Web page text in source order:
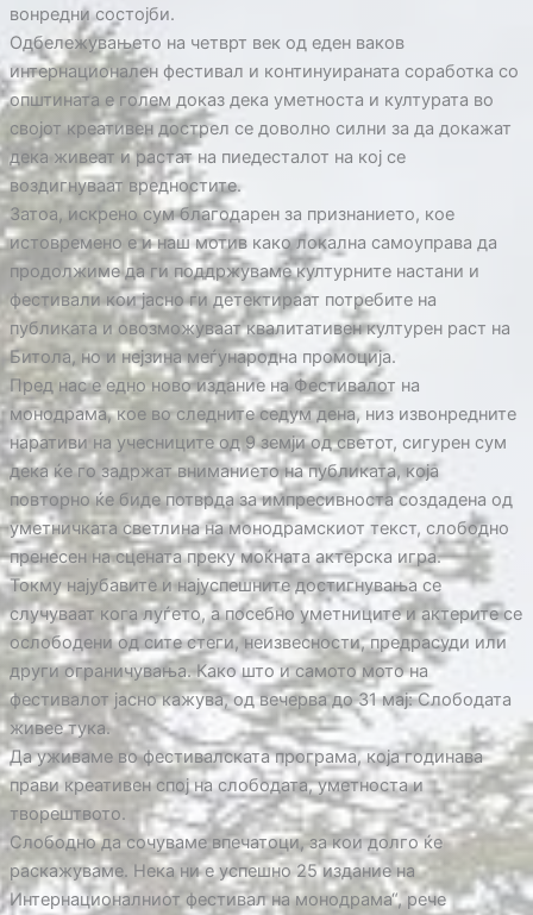
вонредни состојби.
Одбележувањето на четврт век од еден ваков
интернационален фестивал и континуираната соработка со
општината е голем доказ дека уметноста и културата во
својот креативен дострел се доволно силни за да докажат
дека живеат и растат на пиедесталот на кој се
воздигнуваат вредностите.
Затоа, искрено сум благодарен за признанието, кое
истовремено е и наш мотив како локална самоуправа да
продолжиме да ги поддржуваме културните настани и
фестивали кои јасно ги детектираат потребите на
публиката и овозможуваат квалитативен културен раст на
Битола, но и нејзина меѓународна промоција.
Пред нас е едно ново издание на Фестивалот на
монодрама, кое во следните седум дена, низ извонредните
наративи на учесниците од 9 земји од светот, сигурен сум
дека ќе го задржат вниманието на публиката, која
повторно ќе биде потврда за импресивноста создадена од
уметничката светлина на монодрамскиот текст, слободно
пренесен на сцената преку моќната актерска игра.
Токму најубавите и најуспешните достигнувања се
случуваат кога луѓето, а посебно уметниците и актерите се
ослободени од сите стеги, неизвесности, предрасуди или
други ограничувања. Како што и самото мото на
фестивалот јасно кажува, од вечерва до 31 мај: Слободата
живее тука.
Да уживаме во фестивалската програма, која годинава
прави креативен спој на слободата, уметноста и
творештвото.
Слободно да сочуваме впечатоци, за кои долго ќе
раскажуваме. Нека ни е успешно 25 издание на
Интернационалниот фестивал на монодрама“, рече